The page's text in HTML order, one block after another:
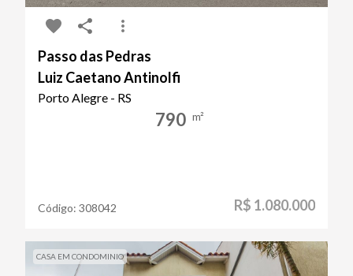
Passo das Pedras
Luiz Caetano Antinolfi
Porto Alegre - RS
790 m²
Código: 308042 R$ 1.080.000
CASA EM CONDOMINIO